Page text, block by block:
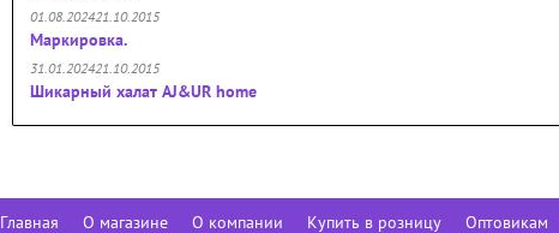
01.08.202421.10.2015
Маркировка.
31.01.202421.10.2015
Шикарный халат AJ&UR home
Главная О магазине О компании Купить в розницу Оптовикам